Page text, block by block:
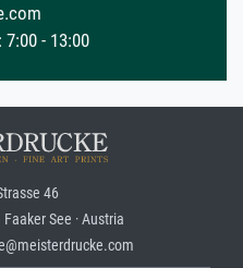
7:00 - 13:00
46
See · Austria